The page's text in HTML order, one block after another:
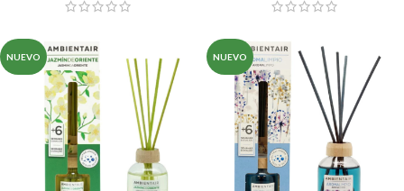
NUEVO NUEVO